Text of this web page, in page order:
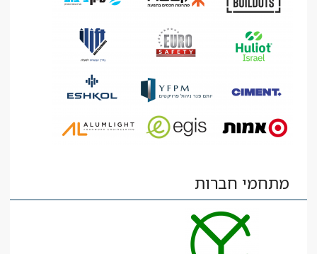
מתחמי חברות